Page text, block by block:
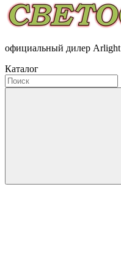
официальный дилер Arlight
Каталог